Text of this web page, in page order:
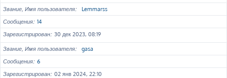
Звание, Имя пользователя
Lemmarss
Сообщения 14
Зарегистрирован 30 дек 2023, 08:19
Звание, Имя пользователя
gasa
Сообщения 6
Зарегистрирован 02 янв 2024, 22:10